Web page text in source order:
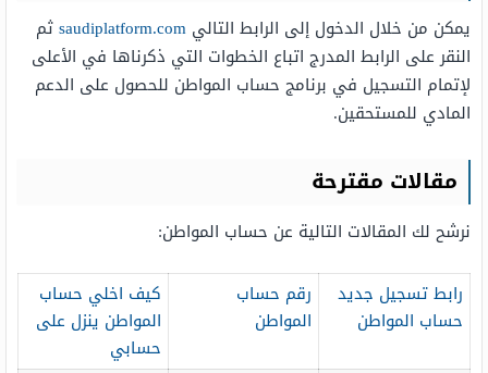
يمكن من خلال الدخول إلى الرابط التالي saudiplatform.comثم
النقر على الرابط المدرج اتباع الخطوات التي ذكرناها في الأعلى
لإتمام التسجيل في برنامج حساب المواطن للحصول على الدعم
المادي للمستحقين.
مقالات مقترحة
نرشح لك المقالات التالية عن حساب المواطن:
رابط تسجيل جديد
حساب المواطن
رقم حساب
المواطن
كيف اخلي حساب
المواطن ينزل على
حسابي